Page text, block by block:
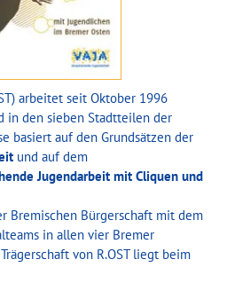
arbeitet seit Oktober 1996
in den sieben Stadtteilen der
basiert auf den Grundsätzen der
und auf dem
Jugendarbeit mit Cliquen und
Bremischen Bürgerschaft mit dem
in allen vier Bremer
von R.OST liegt beim